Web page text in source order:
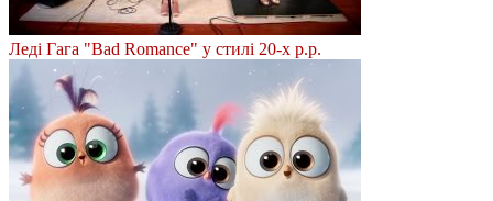
Леді Гага "Bad Romance" у стилі 20-х р.р.